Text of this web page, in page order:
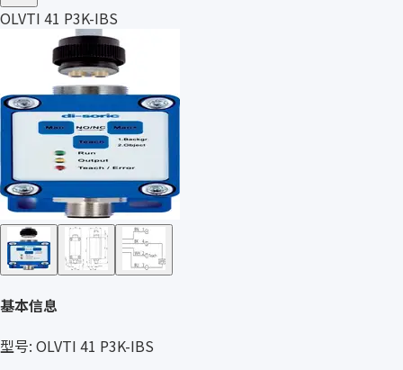
OLVTI 41 P3K-IBS
基本信息
型号: OLVTI 41 P3K-IBS